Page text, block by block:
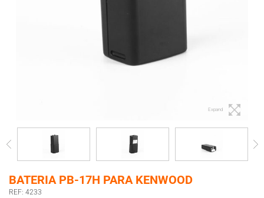
Expand
BATERIA PB-17H PARA KENWOOD
REF: 4233